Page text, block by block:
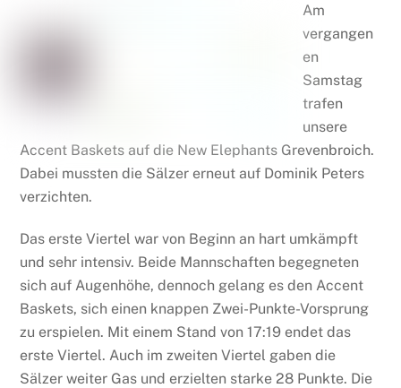
Am
vergangen
en
Samstag
trafen
unsere
Accent Baskets auf die New Elephants Grevenbroich.
Dabei mussten die Sälzer erneut auf Dominik Peters
verzichten.
Das erste Viertel war von Beginn an hart umkämpft
und sehr intensiv. Beide Mannschaften begegneten
sich auf Augenhöhe, dennoch gelang es den Accent
Baskets, sich einen knappen Zwei-Punkte-Vorsprung
zu erspielen. Mit einem Stand von 17:19 endet das
erste Viertel. Auch im zweiten Viertel gaben die
Sälzer weiter Gas und erzielten starke 28 Punkte. Die